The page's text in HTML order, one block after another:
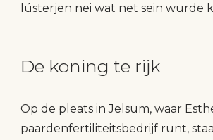
lústerjen nei wat net sein wurde
De koning te rijk
Op de pleats in Jelsum, waar
paardenfertiliteitsbedrijf runt,